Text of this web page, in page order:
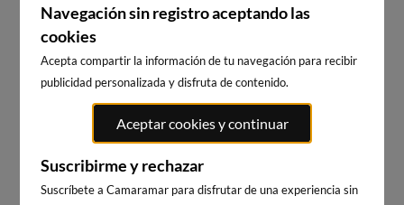
ANTON, O PORTO DE
ESPASANTE
WEBCAMS CERCANAS
Navegación sin registro aceptando las
cookies
Acepta compartir la información de tu navegación para recibir
publicidad personalizada y disfruta de contenido.
Aceptar cookies y continuar
Suscribirme y rechazar
Suscríbete a Camaramar para disfrutar de una experiencia sin